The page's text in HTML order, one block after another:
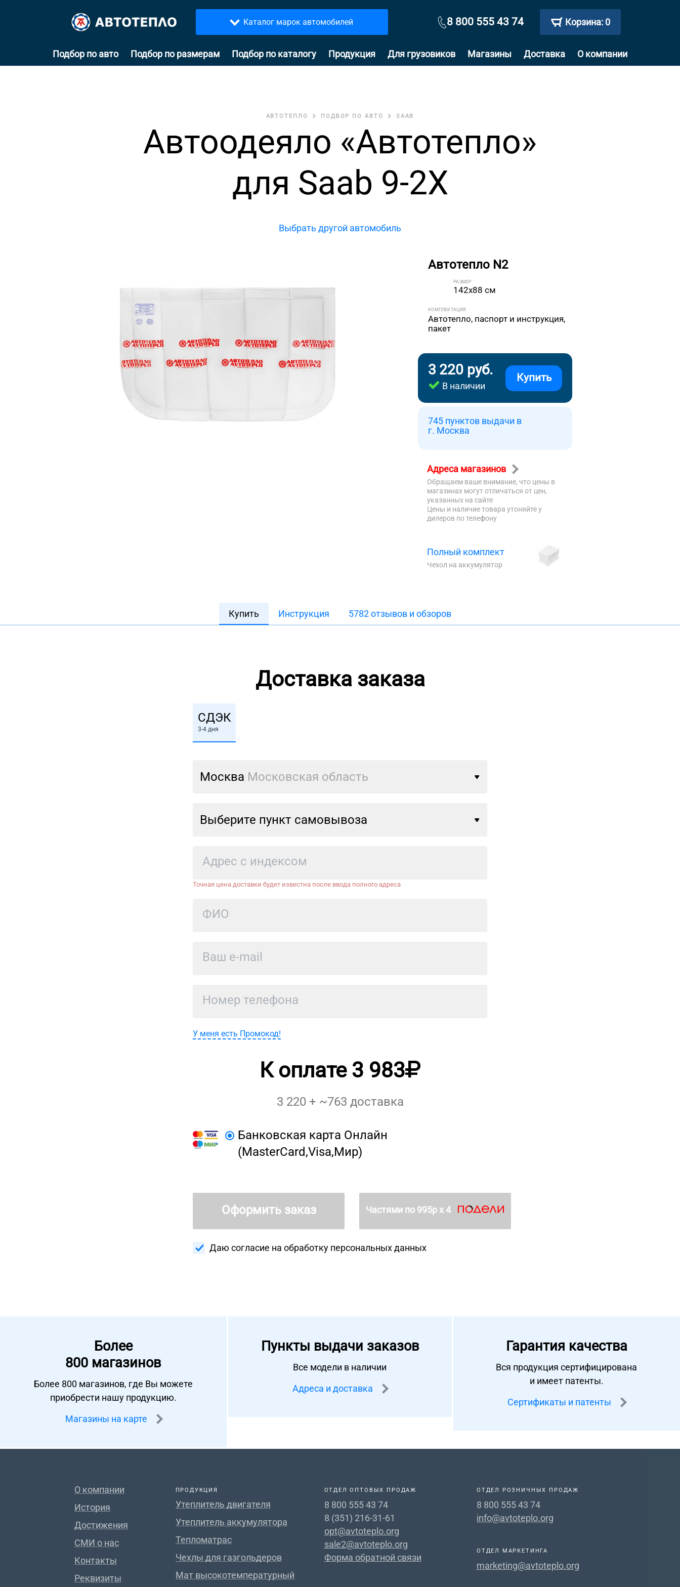
Каталог марок автомобилей 8 800 555 43 74 Корзина: 0
Подбор по авто Подбор по размерам Подбор по каталогу Продукция Для грузовиков Магазины Доставка О компании
АВТОТЕПЛО ПОДБОР ПО АВТО SAAB
Автоодеяло «Автотепло»
для Saab 9-2X
Выбрать другой автомобиль
Автотепло N2
РАЗМЕР
142x88 см
КОМПЛЕКТАЦИЯ
Автотепло, паспорт и инструкция,
пакет
3 220 руб.
В наличии
Купить
745 пунктов выдачи в
г. Москва
Адреса магазинов
Обращаем ваше внимание, что цены в
магазинах могут отличаться от цен,
указанных на сайте
Цены и наличие товара утоняйте у
дилеров по телефону
Полный комплект
Чехол на аккумулятор
Купить Инструкция 5782 отзывов и обзоров
Доставка заказа
СДЭК
3-4 дня
Москва Московская область
Выберите пункт самовывоза
Точная цена доставки будет известна после ввода полного адреса
У меня есть Промокод!
К оплате 3 983
3 220 + ~763 доставка
Банковская карта Онлайн
(MasterCard,Visa,Мир)
Оформить заказ Частями по 995р х 4
Даю согласие на обработку персональных данных
Более
800 магазинов
Более 800 магазинов, где Вы можете
приобрести нашу продукцию.
Магазины на карте
Пункты выдачи заказов
Все модели в наличии
Адреса и доставка
Гарантия качества
Вся продукция сертифицирована
и имеет патенты.
Сертификаты и патенты
О компании
История
Достижения
СМИ о нас
Контакты
Реквизиты
ПРОДУКЦИЯ
Утеплитель двигателя
Утеплитель аккумулятора
Тепломатрас
Чехлы для газгольдеров
Мат высокотемпературный
ОТДЕЛ ОПТОВЫХ ПРОДАЖ
8 800 555 43 74
8 (351) 216-31-61
opt@avtoteplo.org
sale2@avtoteplo.org
Форма обратной связи
ОТДЕЛ РОЗНИЧНЫХ ПРОДАЖ
8 800 555 43 74
info@avtoteplo.org
ОТДЕЛ МАРКЕТИНГА
marketing@avtoteplo.org